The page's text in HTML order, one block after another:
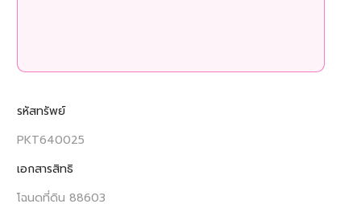
รหัสทรัพย์
PKT640025
เอกสารสิทธิ
โฉนดที่ดิน 88603